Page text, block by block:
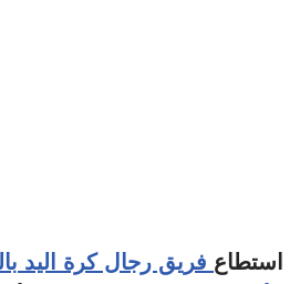
استطاع فريق رجال كرة اليد